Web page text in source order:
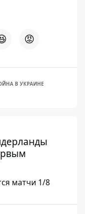
😡
В УКРАИНЕ
матчи 1/8